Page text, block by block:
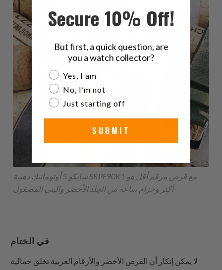
سايكو 5 أوتوماتيك ذهبية SRPF90K1 مع قرص مرقم أقل هو
أكثر وحزام ساعة من الجلد الأخضر والبني المصقول
في الختام
لا يمكن إنكار أن القرص الأخضر والأرقام العربية تخلق جمالية
Secure 10% Off!
But first, a quick question, are
you a watch collector?
Are you a watch collector?
Yes, I am
No, I’m not
Just starting off
SUBMIT